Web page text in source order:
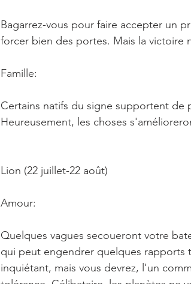
Bagarrez-vous pour faire accepter un
forcer bien des portes. Mais la victoire
Famille:
Certains natifs du signe supportent
Heureusement, les choses
Lion (22 juillet-22 août)
Amour:
Quelques vagues secoueront votre
qui peut engendrer quelques rapports
inquiétant, mais vous devrez, l'un